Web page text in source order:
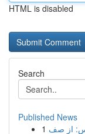
HTML is disabled
Search
Published News
1